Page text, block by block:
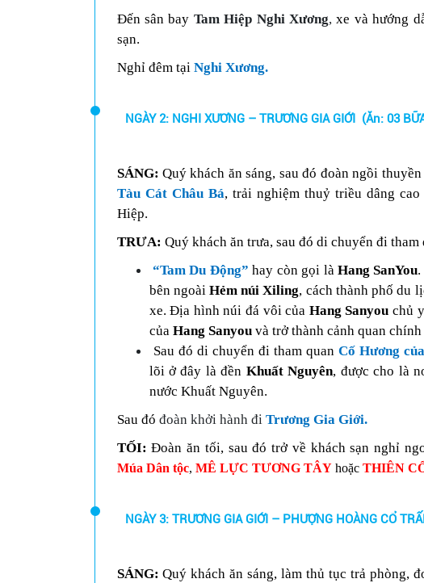
Đến sân bay Tam Hiệp Nghi Xương,xe và hướng
sạn.
Nghỉ đêm tại Nghi Xương.
NGÀY 2: NGHI XƯƠNG – TRƯƠNG GIA GIỚI (Ăn: 03
SÁNG: Quý khách ăn sáng, sau đó đoàn ngồi thuyền
Tàu Cát Châu Bá, trải nghiệm thuỷ triều dâng
Hiệp.
TRƯA: Quý khách ăn trưa, sau đó di chuyển đi tham
“Tam Du Động”hay còn gọi là Hang SanYou
bên ngoài Hẻm núi Xiling, cách thành phố du
xe. Địa hình núi đá vôi của Hang Sanyou chủ
của Hang Sanyouvà trở thành cảnh quan chính
Sau đó di chuyển đi tham quanCố Hương
lõi ở đây là đền Khuất Nguyên, được cho là
nước Khuất Nguyên.
Sau đó đoàn khởi hành đi Trương Gia Giới.
TỐI: Đoàn ăn tối, sau đó trở về khách sạn nghỉ
Múa Dân tộc, MÊ LỰC TƯƠNG TÂYhoặc THIÊN
NGÀY 3: TRƯƠNG GIA GIỚI – PHƯỢNG HOÀNG CỔ
SÁNG: Quý kháchăn sáng, làm thủ tục trả phòng,